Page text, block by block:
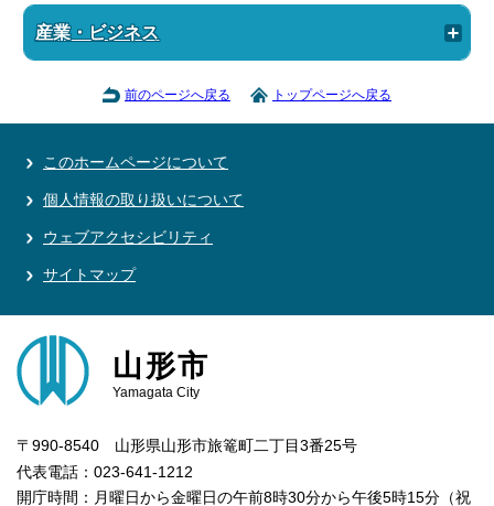
産業・ビジネス
前のページへ戻る トップページへ戻る
このホームページについて
個人情報の取り扱いについて
ウェブアクセシビリティ
サイトマップ
山形市
Yamagata City
〒990-8540 山形県山形市旅篭町二丁目3番25号
代表電話：023-641-1212
開庁時間：月曜日から金曜日の午前8時30分から午後5時15分（祝